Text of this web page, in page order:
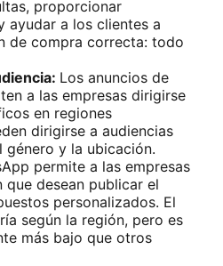
proporcionar
ayudar a los clientes a
de compra correcta: todo
Los anuncios de
a las empresas dirigirse
en regiones
dirigirse a audiencias
género y la ubicación.
permite a las empresas
que desean publicar el
personalizados. El
según la región, pero es
más bajo que otros